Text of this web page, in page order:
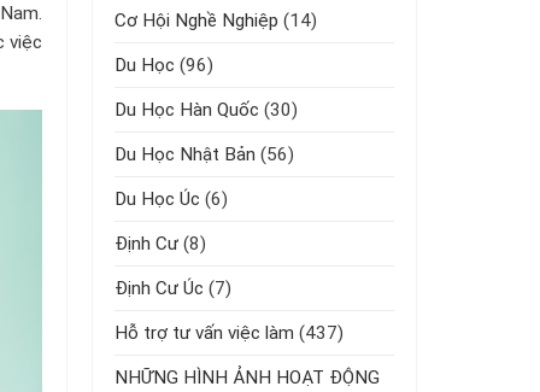
việc
Cơ Hội Nghề Nghiệp (14)
Du Học (96)
Du Học Hàn Quốc (30)
Du Học Nhật Bản (56)
Du Học Úc (6)
Định Cư (8)
Định Cư Úc (7)
Hỗ trợ tư vấn việc làm (437)
NHỮNG HÌNH ẢNH HOẠT ĐỘNG